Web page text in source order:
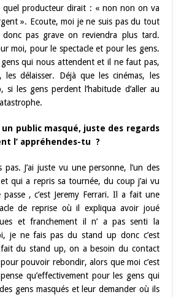
quel producteur dirait : « non non on va
». Ecoute, moi je ne suis pas du tout
pas grave on reviendra plus tard.
moi, pour le spectacle et pour les gens.
qui nous attendent et il ne faut pas,
délaisser. Déjà que les cinémas, les
si les gens perdent l’habitude d’aller au
public masqué, juste des regards
l’ appréhendes-tu ?
pas. J’ai juste vu une personne, l’un des
qui a repris sa tournée, du coup j’ai vu
, c’est Jeremy Ferrari. Il a fait une
de reprise où il expliqua avoir joué
et franchement il n’ a pas senti la
je ne fais pas du stand up donc c’est
fait du stand up, on a besoin du contact
pouvoir rebondir, alors que moi c’est
qu’effectivement pour les gens qui
gens masqués et leur demander où ils